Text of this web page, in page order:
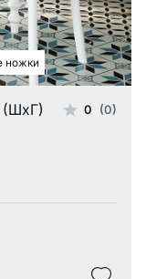
ножки
(ШxГ) 0 (0)